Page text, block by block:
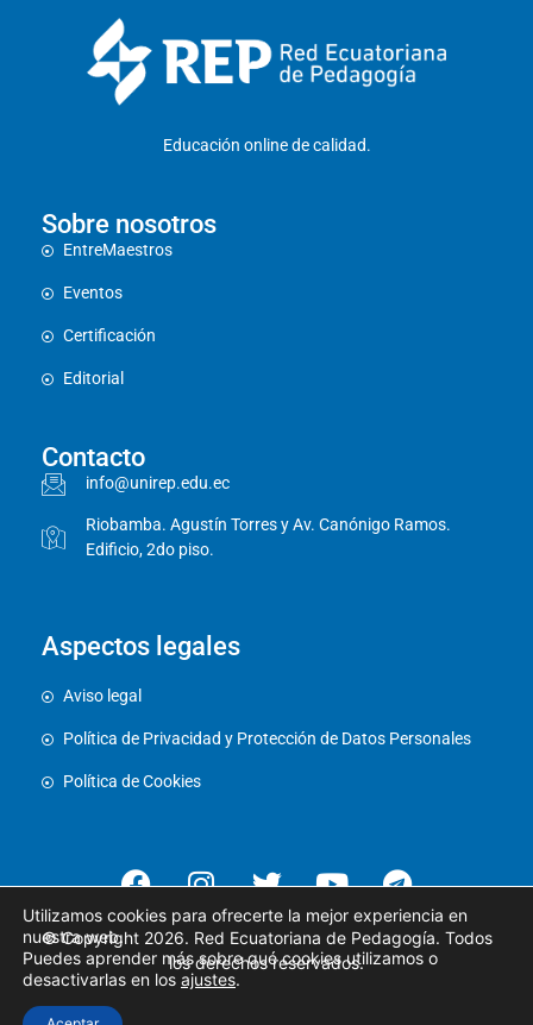
Educación online de calidad.
Sobre nosotros
EntreMaestros
Eventos
Certificación
Editorial
Contacto
info@unirep.edu.ec
Riobamba. Agustín Torres y Av. Canónigo Ramos.
Edificio, 2do piso.
Aspectos legales
Aviso legal
Política de Privacidad y Protección de Datos Personales
Política de Cookies
© Copyright 2026. Red Ecuatoriana de Pedagogía. Todos
los derechos reservados.
Utilizamos cookies para ofrecerte la mejor experiencia en
nuestra web.
Puedes aprender más sobre qué cookies utilizamos o
desactivarlas en los ajustes.